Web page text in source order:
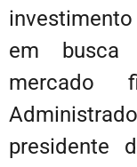
em
mercado
presidente